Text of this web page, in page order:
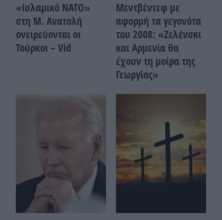
«Ισλαμικό ΝΑΤΟ»
στη Μ. Ανατολή
ονειρεύονται οι
Τούρκοι – Vid
Μεντβέντεφ με
αφορμή τα γεγονότα
του 2008: «Ζελένσκι
και Αρμενία θα
έχουν τη μοίρα της
Γεωργίας»